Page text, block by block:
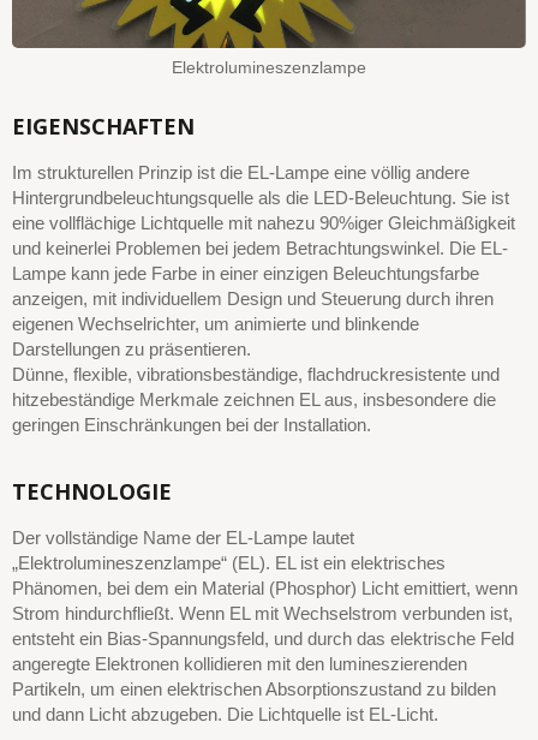
Elektrolumineszenzlampe
EIGENSCHAFTEN
Im strukturellen Prinzip ist die EL-Lampe eine völlig andere
Hintergrundbeleuchtungsquelle als die LED-Beleuchtung. Sie ist
eine vollflächige Lichtquelle mit nahezu 90%iger Gleichmäßigkeit
und keinerlei Problemen bei jedem Betrachtungswinkel. Die EL-
Lampe kann jede Farbe in einer einzigen Beleuchtungsfarbe
anzeigen, mit individuellem Design und Steuerung durch ihren
eigenen Wechselrichter, um animierte und blinkende
Darstellungen zu präsentieren.
Dünne, flexible, vibrationsbeständige, flachdruckresistente und
hitzebeständige Merkmale zeichnen EL aus, insbesondere die
geringen Einschränkungen bei der Installation.
TECHNOLOGIE
Der vollständige Name der EL-Lampe lautet
„Elektrolumineszenzlampe“ (EL). EL ist ein elektrisches
Phänomen, bei dem ein Material (Phosphor) Licht emittiert, wenn
Strom hindurchfließt. Wenn EL mit Wechselstrom verbunden ist,
entsteht ein Bias-Spannungsfeld, und durch das elektrische Feld
angeregte Elektronen kollidieren mit den lumineszierenden
Partikeln, um einen elektrischen Absorptionszustand zu bilden
und dann Licht abzugeben. Die Lichtquelle ist EL-Licht.